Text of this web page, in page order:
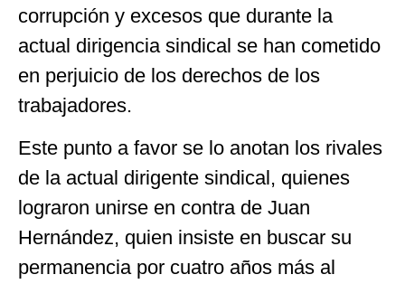
corrupción y excesos que durante la
actual dirigencia sindical se han cometido
en perjuicio de los derechos de los
trabajadores.
Este punto a favor se lo anotan los rivales
de la actual dirigente sindical, quienes
lograron unirse en contra de Juan
Hernández, quien insiste en buscar su
permanencia por cuatro años más al